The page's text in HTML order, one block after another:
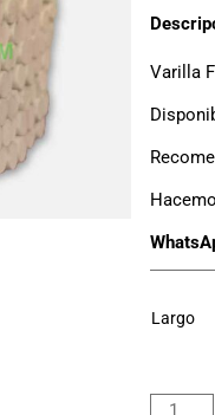
Varilla
Largo
Varilla